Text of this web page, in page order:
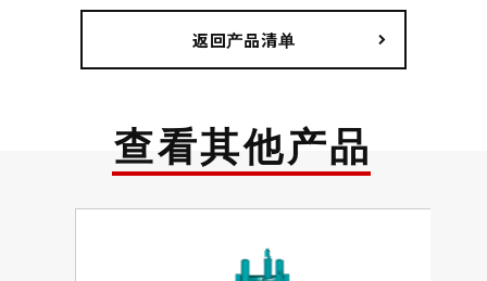
返回产品清单
查看其他产品